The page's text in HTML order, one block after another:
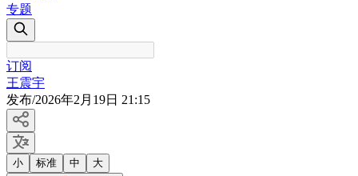
专题
订阅
王震宇
发布/2026年2月19日 21:15
小 标准 中 大